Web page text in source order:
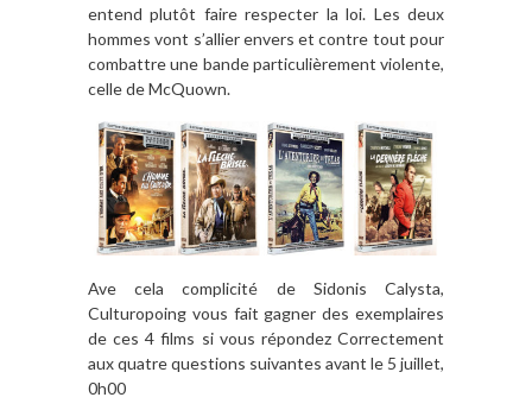
entend plutôt faire respecter la loi. Les deux
hommes vont s’allier envers et contre tout pour
combattre une bande particulièrement violente,
celle de McQuown.
Ave cela complicité de Sidonis Calysta,
Culturopoing vous fait gagner des exemplaires
de ces 4 films si vous répondez Correctement
aux quatre questions suivantes avant le 5 juillet,
0h00